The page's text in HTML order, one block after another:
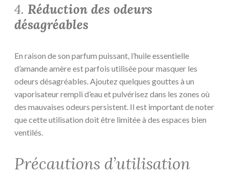
4. Réduction des odeurs
désagréables
En raison de son parfum puissant, l’huile essentielle
d’amande amère est parfois utilisée pour masquer les
odeurs désagréables. Ajoutez quelques gouttes à un
vaporisateur rempli d’eau et pulvérisez dans les zones où
des mauvaises odeurs persistent. Il est important de noter
que cette utilisation doit être limitée à des espaces bien
ventilés.
Précautions d’utilisation